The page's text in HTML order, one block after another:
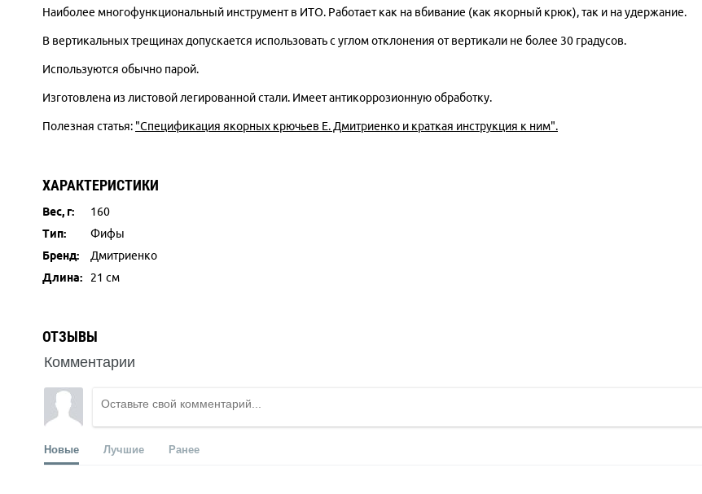
Наиболее многофункциональный инструмент в ИТО. Работает как на вбивание (как якорный крюк), так и на удержание.
В вертикальных трещинах допускается использовать с углом отклонения от вертикали не более 30 градусов.
Используются обычно парой.
Изготовлена из листовой легированной стали. Имеет антикоррозионную обработку.
Полезная статья: "Спецификация якорных крючьев Е. Дмитриенко и краткая инструкция к ним".
ХАРАКТЕРИСТИКИ
Вес, г:
160
Тип:
Фифы
Бренд:
Дмитриенко
Длина:
21 см
ОТЗЫВЫ
Комментарии
Новые Лучшие Ранее